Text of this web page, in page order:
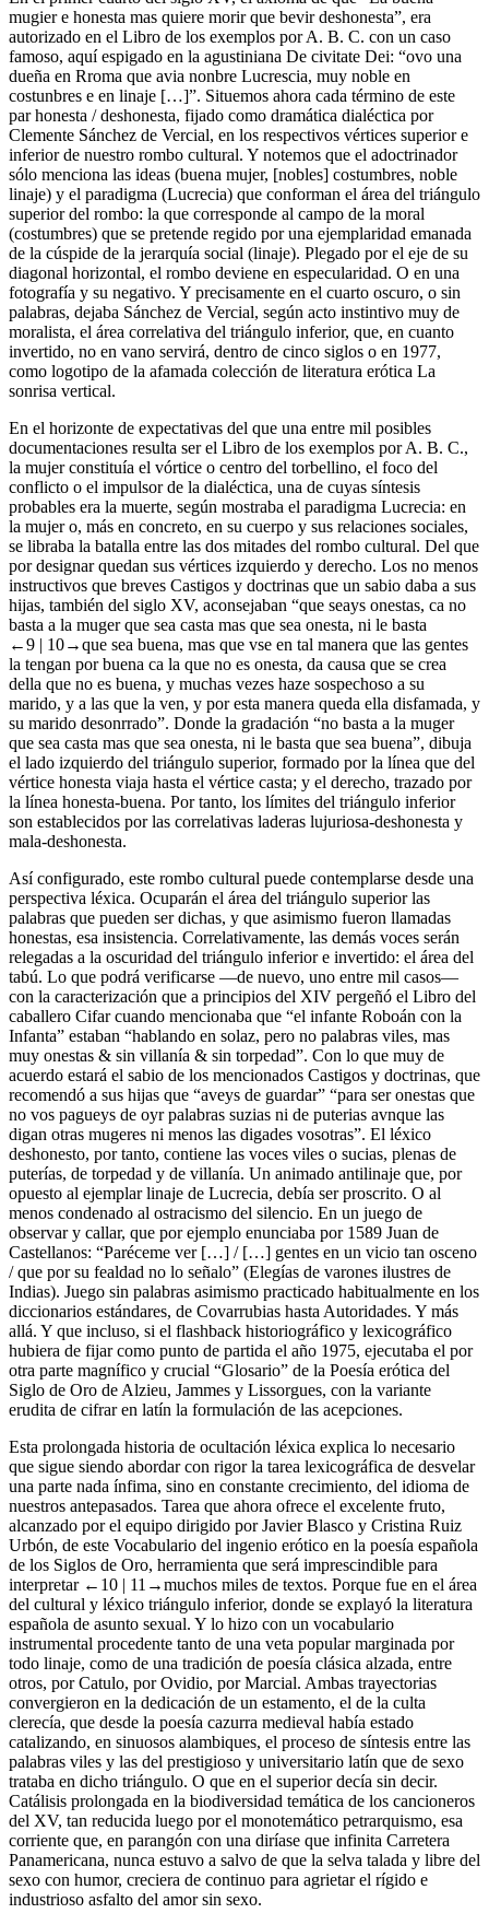
mugier e honesta mas quiere morir que bevir deshonesta”, era
autorizado en el Libro de los exemplos por A. B. C. con un caso
famoso, aquí espigado en la agustiniana De civitate Dei: “ovo una
dueña en Rroma que avia nonbre Lucrescia, muy noble en
costunbres e en linaje […]”. Situemos ahora cada término de este
parhonesta /deshonesta, fijado como dramática dialéctica por
Clemente Sánchez de Vercial, en los respectivos vértices superior e
inferior de nuestro rombo cultural. Y notemos que el adoctrinador
sólo menciona las ideas (buena mujer, [nobles] costumbres, noble
linaje) y el paradigma (Lucrecia) que conforman el área del triángulo
superior del rombo: la que corresponde al campo de la moral
(costumbres) que se pretende regido por una ejemplaridad emanada
de la cúspide de la jerarquía social (linaje). Plegado por el eje de su
diagonal horizontal, el rombo deviene en especularidad. O en una
fotografía y su negativo. Y precisamente en el cuarto oscuro, o sin
palabras, dejaba Sánchez de Vercial, según acto instintivo muy de
moralista, el área correlativa del triángulo inferior, que, en cuanto
invertido, no en vano servirá, dentro de cinco siglos o en 1977,
como logotipo de la afamada colección de literatura erótica La
sonrisa vertical.
En el horizonte de expectativas del que una entre mil posibles
documentaciones resulta ser el Libro de los exemplos por A. B. C.,
la mujer constituía el vórtice o centro del torbellino, el foco del
conflicto o el impulsor de la dialéctica, una de cuyas síntesis
probables era la muerte, según mostraba el paradigma Lucrecia: en
la mujer o, más en concreto, en su cuerpo y sus relaciones sociales,
se libraba la batalla entre las dos mitades del rombo cultural. Del que
por designar quedan sus vértices izquierdo y derecho. Los no menos
instructivos que breves Castigos y doctrinas que un sabio daba a sus
hijas, también del siglo XV, aconsejaban “que seays onestas, ca no
basta a la muger que sea casta mas que sea onesta, ni le basta
←9 | 10→que sea buena, mas que vse en tal manera que las gentes
la tengan por buena ca la que no es onesta, da causa que se crea
della que no es buena, y muchas vezes haze sospechoso a su
marido, y a las que la ven, y por esta manera queda ella disfamada, y
su marido desonrrado”. Donde la gradación “no basta a la muger
que sea casta mas que sea onesta, ni le basta que sea buena”, dibuja
el lado izquierdo del triángulo superior, formado por la línea que del
vértice honesta viaja hasta el vértice casta; y el derecho, trazado por
la línea honesta-buena. Por tanto, los límites del triángulo inferior
son establecidos por las correlativas laderas lujuriosa-deshonesta y
mala-deshonesta.
Así configurado, este rombo cultural puede contemplarse desde una
perspectiva léxica. Ocuparán el área del triángulo superior las
palabras que pueden ser dichas, y que asimismo fueron llamadas
honestas, esa insistencia. Correlativamente, las demás voces serán
relegadas a la oscuridad del triángulo inferior e invertido: el área del
tabú. Lo que podrá verificarse —de nuevo, uno entre mil casos—
con la caracterización que a principios del XIV pergeñó el Libro del
caballero Cifarcuando mencionaba que “el infante Roboán con la
Infanta” estaban “hablando en solaz, pero no palabras viles, mas
muy onestas & sin villanía & sin torpedad”. Con lo que muy de
acuerdo estará el sabio de los mencionados Castigos y doctrinas, que
recomendó a sus hijas que “aveys de guardar” “para ser onestas que
no vos pagueys de oyr palabras suzias ni de puterias avnque las
digan otras mugeres ni menos las digades vosotras”. El léxico
deshonesto, por tanto, contiene las voces viles o sucias, plenas de
puterías, de torpedad y de villanía. Un animado antilinaje que, por
opuesto al ejemplarlinaje de Lucrecia, debía ser proscrito. O al
menos condenado al ostracismo del silencio. En un juego de
observar y callar, que por ejemplo enunciaba por 1589 Juan de
Castellanos: “Paréceme ver […] / […] gentes en un vicio tan osceno
/ que por su fealdad no lo señalo” (Elegías de varones ilustres de
Indias). Juego sin palabras asimismo practicado habitualmente en los
diccionarios estándares, de Covarrubias hasta Autoridades. Y más
allá. Y que incluso, si el flashback historiográfico y lexicográfico
hubiera de fijar como punto de partida el año 1975, ejecutaba el por
otra parte magnífico y crucial “Glosario” de la Poesía erótica del
Siglo de Oro de Alzieu, Jammes y Lissorgues, con la variante
erudita de cifrar en latín la formulación de las acepciones.
Esta prolongada historia de ocultación léxica explica lo necesario
que sigue siendo abordar con rigor la tarea lexicográfica de desvelar
una parte nada ínfima, sino en constante crecimiento, del idioma de
nuestros antepasados. Tarea que ahora ofrece el excelente fruto,
alcanzado por el equipo dirigido por Javier Blasco y Cristina Ruiz
Urbón, de este Vocabulario del ingenio erótico en la poesía española
de los Siglos de Oro, herramienta que será imprescindible para
interpretar ←10 | 11→muchos miles de textos. Porque fue en el área
del cultural y léxico triángulo inferior, donde se explayó la literatura
española de asunto sexual. Y lo hizo con un vocabulario
instrumental procedente tanto de una veta popular marginada por
todo linaje, como de una tradición de poesía clásica alzada, entre
otros, por Catulo, por Ovidio, por Marcial. Ambas trayectorias
convergieron en la dedicación de un estamento, el de la culta
clerecía, que desde la poesía cazurra medieval había estado
catalizando, en sinuosos alambiques, el proceso de síntesis entre las
palabras viles y las del prestigioso y universitario latín que de sexo
trataba en dicho triángulo. O que en el superior decía sin decir.
Catálisis prolongada en la biodiversidad temática de los cancioneros
del XV, tan reducida luego por el monotemático petrarquismo, esa
corriente que, en parangón con una diríase que infinita Carretera
Panamericana, nunca estuvo a salvo de que la selva talada y libre del
sexo con humor, creciera de continuo para agrietar el rígido e
industrioso asfalto del amor sin sexo.